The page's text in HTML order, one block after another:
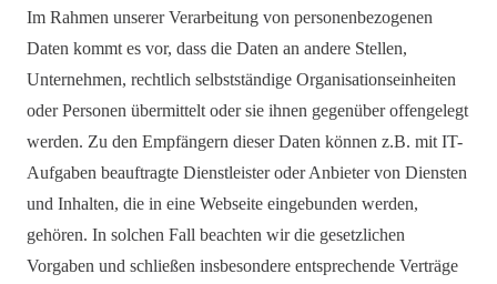
Im Rahmen unserer Verarbeitung von personenbezogenen
Daten kommt es vor, dass die Daten an andere Stellen,
Unternehmen, rechtlich selbstständige Organisationseinheiten
oder Personen übermittelt oder sie ihnen gegenüber offengelegt
werden. Zu den Empfängern dieser Daten können z.B. mit IT-
Aufgaben beauftragte Dienstleister oder Anbieter von Diensten
und Inhalten, die in eine Webseite eingebunden werden,
gehören. In solchen Fall beachten wir die gesetzlichen
Vorgaben und schließen insbesondere entsprechende Verträge